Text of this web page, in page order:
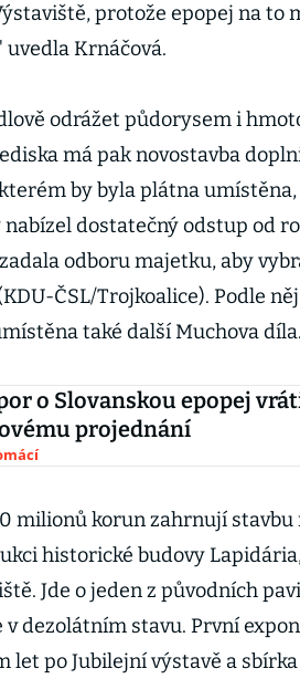
protože epopej na to
Krnáčová.
odrážet půdorysem i
má pak novostavba
by byla plátna umístěna,
dostatečný odstup od
odboru majetku, aby
ČSL/Trojkoalice). Podle
také další Muchova
o Slovanskou epopej
projednání
milionů korun zahrnují stavbu
historické budovy
Jde o jeden z původních
v dezolátním stavu. První
let po Jubilejní výstavě a